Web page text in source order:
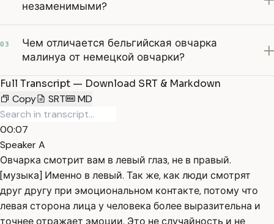
незаменимыми?
03
Чем отличается бельгийская овчарка
малинуа от немецкой овчарки?
Full Transcript — Download SRT & Markdown
Copy
SRT MD
00:07
Speaker A
Овчарка смотрит вам в левый глаз, не в правый.
[музыка] Именно в левый. Так же, как люди смотрят
друг другу при эмоциональном контакте, потому что
левая сторона лица у человека более выразительна и
точнее отражает эмоции. Это не случайность и не